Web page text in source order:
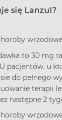
się Lanzul?
to 30 mg
pacjentów, u
do pełnego
terapii
następne 2